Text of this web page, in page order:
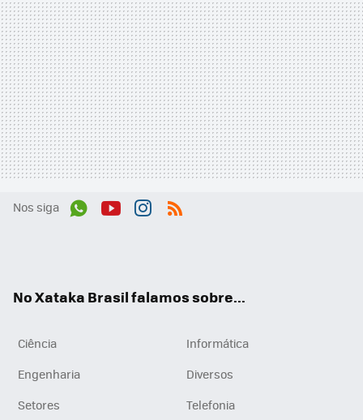
Nos siga
No Xataka Brasil falamos sobre...
Ciência
Informática
Engenharia
Diversos
Setores
Telefonia